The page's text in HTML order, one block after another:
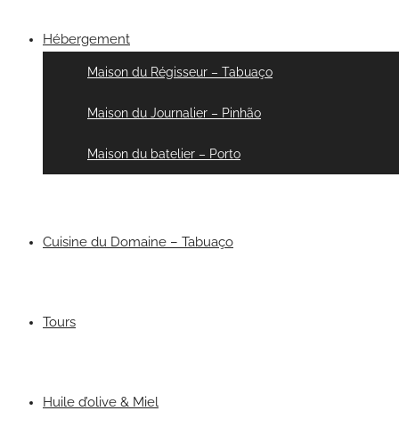
Hébergement
Maison du Régisseur – Tabuaço
Maison du Journalier – Pinhão
Maison du batelier – Porto
Cuisine du Domaine – Tabuaço
Tours
Huile d’olive & Miel